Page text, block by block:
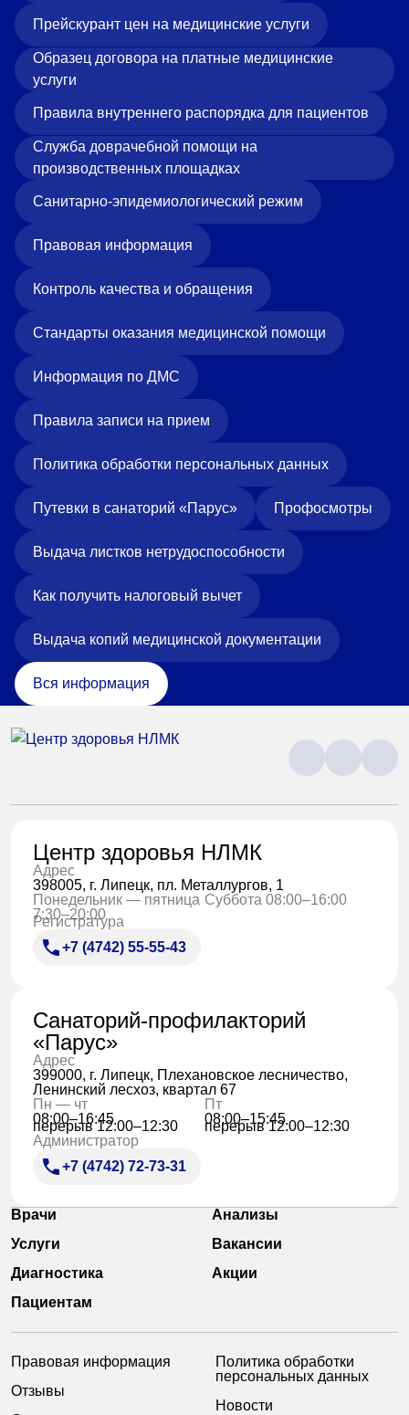
Прейскурант цен на медицинские услуги
Образец договора на платные медицинские
услуги
Правила внутреннего распорядка для пациентов
Служба доврачебной помощи на
производственных площадках
Санитарно-эпидемиологический режим
Правовая информация
Контроль качества и обращения
Стандарты оказания медицинской помощи
Информация по ДМС
Правила записи на прием
Политика обработки персональных данных
Путевки в санаторий «Парус» Профосмотры
Выдача листков нетрудоспособности
Как получить налоговый вычет
Выдача копий медицинской документации
Вся информация
Центр здоровья НЛМК
Адрес
398005, г. Липецк, пл. Металлургов, 1
Понедельник — пятница
7:30–20:00
Суббота 08:00–16:00
Регистратура
+7 (4742) 55-55-43
Санаторий-профилакторий
«Парус»
Адрес
399000, г. Липецк, Плехановское лесничество,
Ленинский лесхоз, квартал 67
Пн — чт
08:00–16:45
перерыв 12:00–12:30
Пт
08:00–15:45
перерыв 12:00–12:30
Администратор
+7 (4742) 72-73-31
Врачи
Анализы
Услуги
Вакансии
Диагностика
Акции
Пациентам
Правовая информация
Отзывы
Политика обработки
персональных данных
Новости